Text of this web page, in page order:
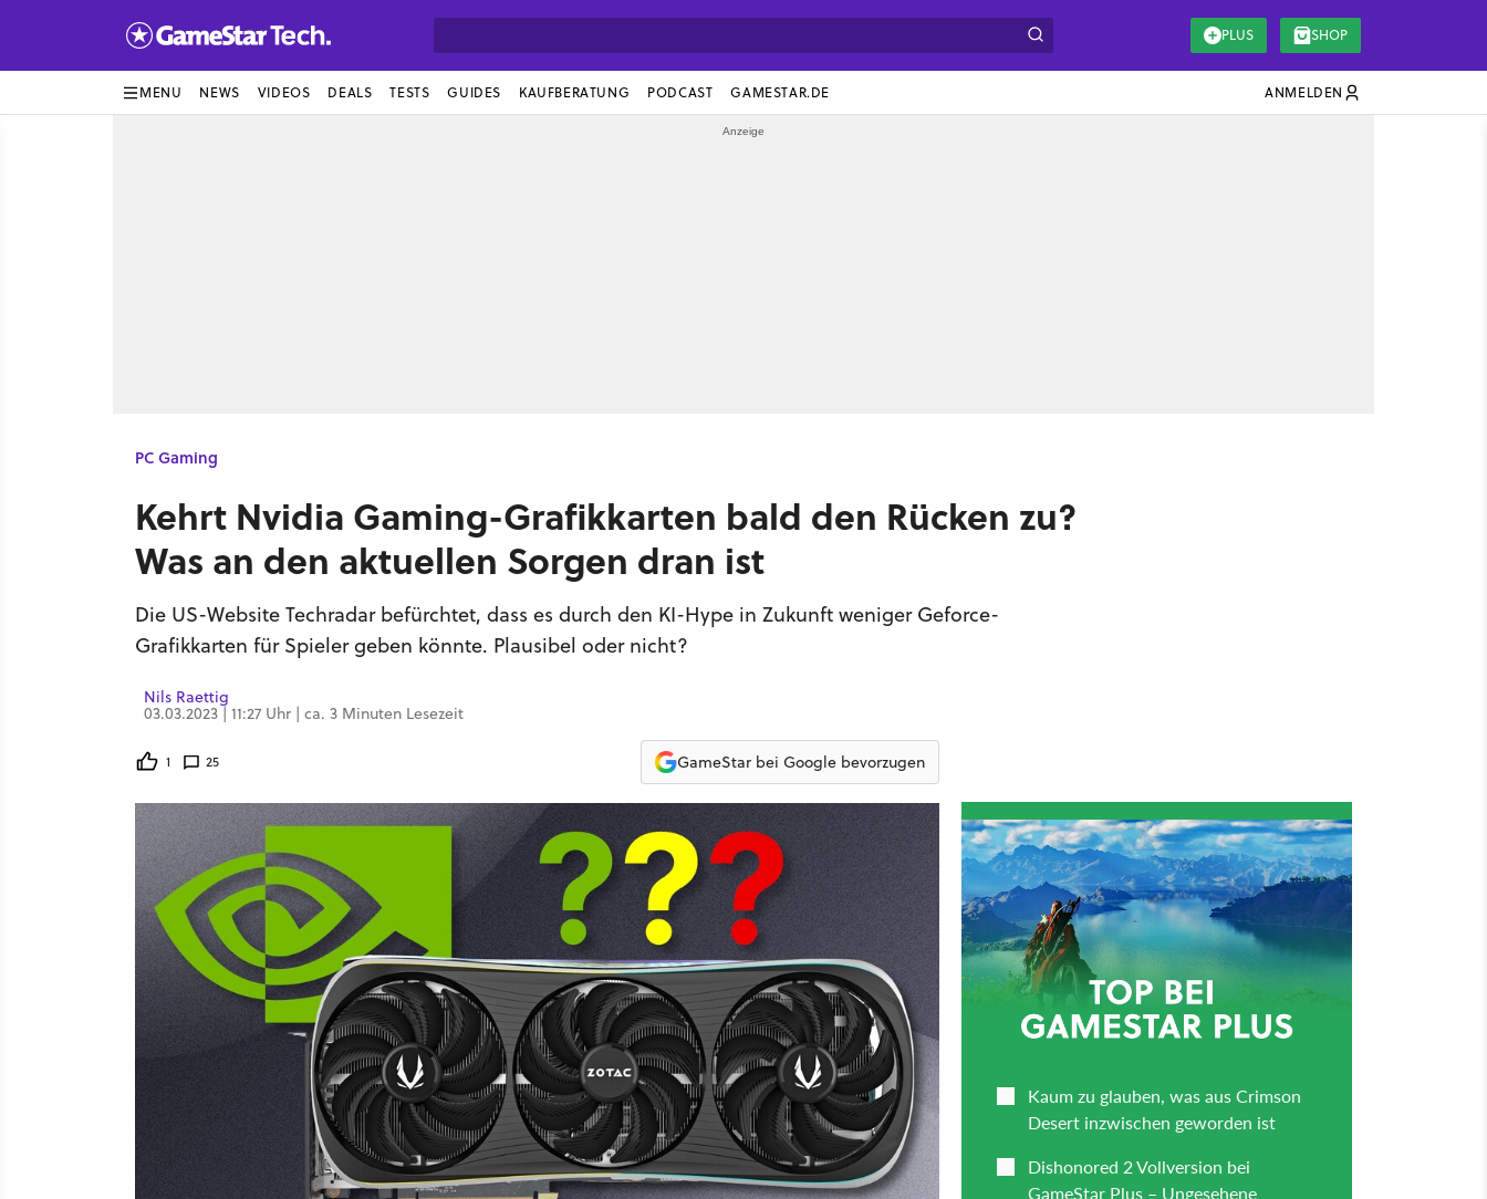
PLUS SHOP
MENU NEWS VIDEOS DEALS TESTS GUIDES KAUFBERATUNG PODCAST GAMESTAR.DE ANMELDEN
PC Gaming
Kehrt Nvidia Gaming-Grafikkarten bald den Rücken zu?
Was an den aktuellen Sorgen dran ist
Die US-Website Techradar befürchtet, dass es durch den KI-Hype in Zukunft weniger Geforce-
Grafikkarten für Spieler geben könnte. Plausibel oder nicht?
Nils Raettig
03.03.2023 | 11:27 Uhr | ca. 3 Minuten Lesezeit
1 25 GameStar bei Google bevorzugen